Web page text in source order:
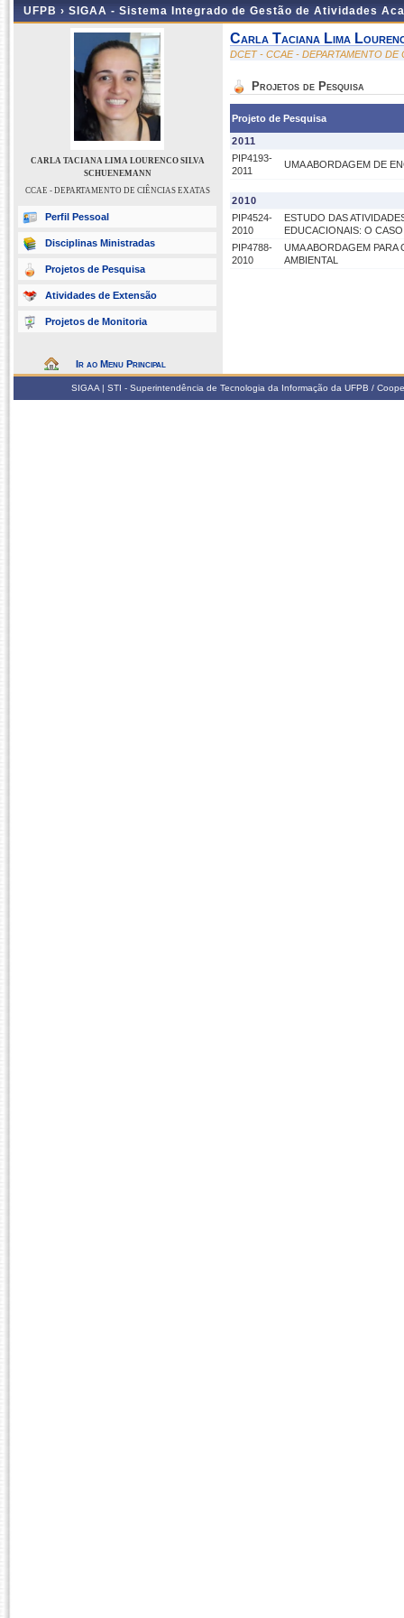
UFPB › SIGAA - Sistema Integrado de Gestão de Atividades
CARLA TACIANA LIMA LOURENCO SILVA
SCHUENEMANN
CCAE - DEPARTAMENTO DE CIÊNCIAS EXATAS
Perfil Pessoal
Disciplinas Ministradas
Projetos de Pesquisa
Atividades de Extensão
Projetos de Monitoria
Ir ao Menu Principal
Carla Taciana Lima
DCET - CCAE - DEPARTAMENTO DE
Projetos de Pesquisa
Projeto de Pesquisa
2011
PIP4193-
2011
UMA ABORDAGEM DE
2010
PIP4524-
2010
ESTUDO DAS
EDUCACIONAIS: O
PIP4788-
2010
UMA ABORDAGEM
AMBIENTAL
SIGAA | STI - Superintendência de Tecnologia da Informação da UFPB /